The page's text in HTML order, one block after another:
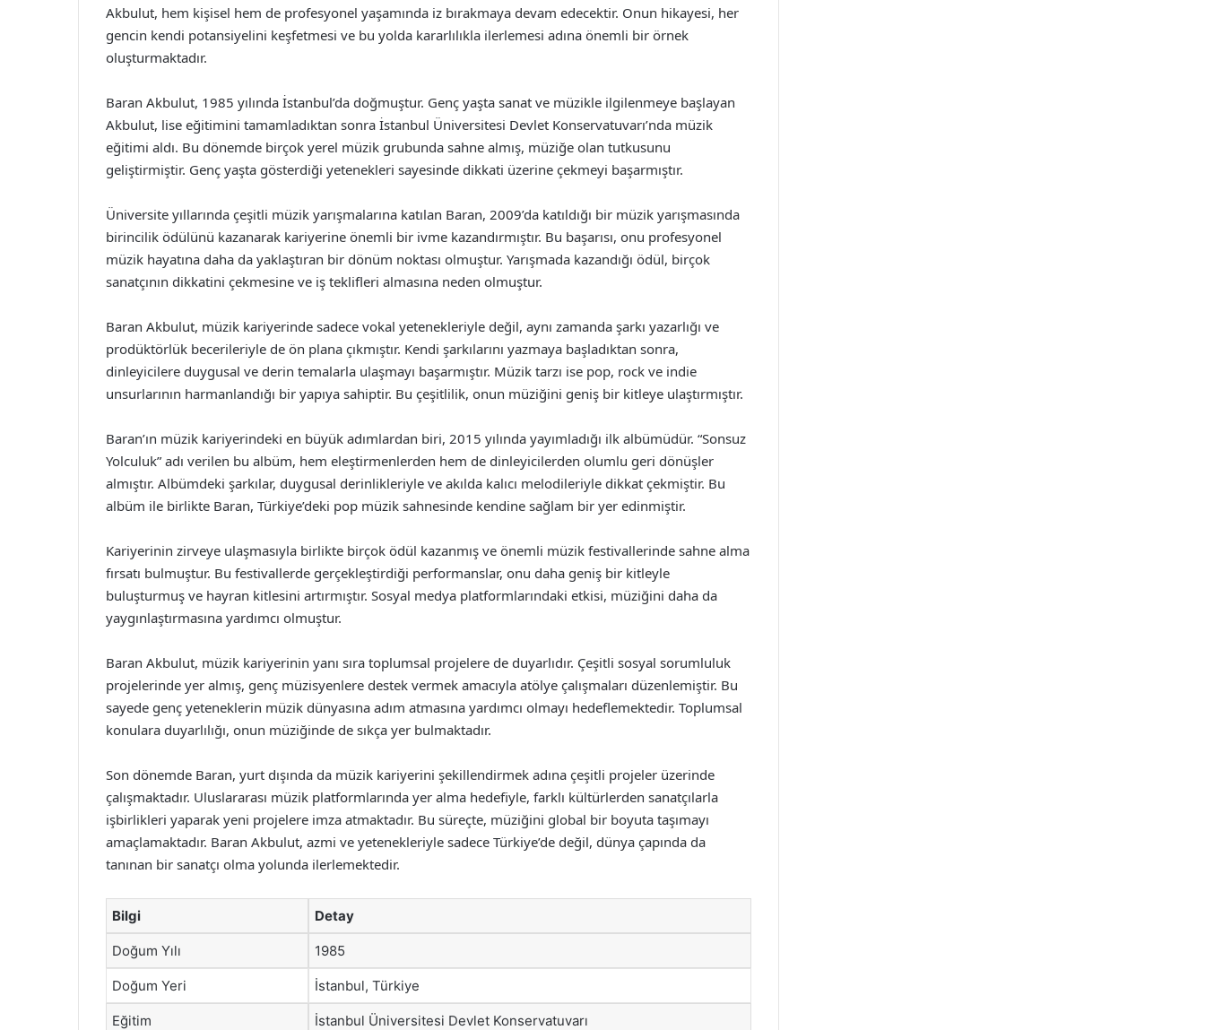
Akbulut, hem kişisel hem de profesyonel yaşamında iz bırakmaya devam edecektir. Onun hikayesi, her
gencin kendi potansiyelini keşfetmesi ve bu yolda kararlılıkla ilerlemesi adına önemli bir örnek
oluşturmaktadır.
Baran Akbulut, 1985 yılında İstanbul’da doğmuştur. Genç yaşta sanat ve müzikle ilgilenmeye başlayan
Akbulut, lise eğitimini tamamladıktan sonra İstanbul Üniversitesi Devlet Konservatuvarı’nda müzik
eğitimi aldı. Bu dönemde birçok yerel müzik grubunda sahne almış, müziğe olan tutkusunu
geliştirmiştir. Genç yaşta gösterdiği yetenekleri sayesinde dikkati üzerine çekmeyi başarmıştır.
Üniversite yıllarında çeşitli müzik yarışmalarına katılan Baran, 2009’da katıldığı bir müzik yarışmasında
birincilik ödülünü kazanarak kariyerine önemli bir ivme kazandırmıştır. Bu başarısı, onu profesyonel
müzik hayatına daha da yaklaştıran bir dönüm noktası olmuştur. Yarışmada kazandığı ödül, birçok
sanatçının dikkatini çekmesine ve iş teklifleri almasına neden olmuştur.
Baran Akbulut, müzik kariyerinde sadece vokal yetenekleriyle değil, aynı zamanda şarkı yazarlığı ve
prodüktörlük becerileriyle de ön plana çıkmıştır. Kendi şarkılarını yazmaya başladıktan sonra,
dinleyicilere duygusal ve derin temalarla ulaşmayı başarmıştır. Müzik tarzı ise pop, rock ve indie
unsurlarının harmanlandığı bir yapıya sahiptir. Bu çeşitlilik, onun müziğini geniş bir kitleye ulaştırmıştır.
Baran’ın müzik kariyerindeki en büyük adımlardan biri, 2015 yılında yayımladığı ilk albümüdür. “Sonsuz
Yolculuk” adı verilen bu albüm, hem eleştirmenlerden hem de dinleyicilerden olumlu geri dönüşler
almıştır. Albümdeki şarkılar, duygusal derinlikleriyle ve akılda kalıcı melodileriyle dikkat çekmiştir. Bu
albüm ile birlikte Baran, Türkiye’deki pop müzik sahnesinde kendine sağlam bir yer edinmiştir.
Kariyerinin zirveye ulaşmasıyla birlikte birçok ödül kazanmış ve önemli müzik festivallerinde sahne alma
fırsatı bulmuştur. Bu festivallerde gerçekleştirdiği performanslar, onu daha geniş bir kitleyle
buluşturmuş ve hayran kitlesini artırmıştır. Sosyal medya platformlarındaki etkisi, müziğini daha da
yaygınlaştırmasına yardımcı olmuştur.
Baran Akbulut, müzik kariyerinin yanı sıra toplumsal projelere de duyarlıdır. Çeşitli sosyal sorumluluk
projelerinde yer almış, genç müzisyenlere destek vermek amacıyla atölye çalışmaları düzenlemiştir. Bu
sayede genç yeteneklerin müzik dünyasına adım atmasına yardımcı olmayı hedeflemektedir. Toplumsal
konulara duyarlılığı, onun müziğinde de sıkça yer bulmaktadır.
Son dönemde Baran, yurt dışında da müzik kariyerini şekillendirmek adına çeşitli projeler üzerinde
çalışmaktadır. Uluslararası müzik platformlarında yer alma hedefiyle, farklı kültürlerden sanatçılarla
işbirlikleri yaparak yeni projelere imza atmaktadır. Bu süreçte, müziğini global bir boyuta taşımayı
amaçlamaktadır. Baran Akbulut, azmi ve yetenekleriyle sadece Türkiye’de değil, dünya çapında da
tanınan bir sanatçı olma yolunda ilerlemektedir.
Bilgi Detay
Doğum Yılı 1985
Doğum Yeri İstanbul, Türkiye
Eğitim İstanbul Üniversitesi Devlet Konservatuvarı